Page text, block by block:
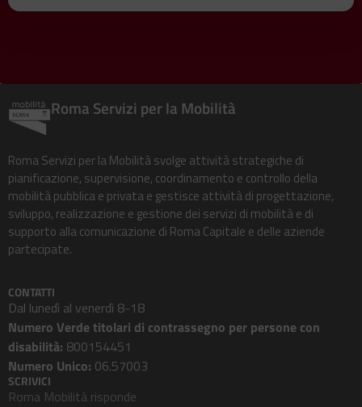
Roma Servizi per la Mobilità
Roma Servizi per la Mobilità svolge attività strategiche di
pianificazione, supervisione, coordinamento e controllo della
mobilità pubblica e privata e gestisce attività di progettazione,
sviluppo, realizzazione e gestione dei servizi di mobilità e di
supporto alla comunicazione di Roma Capitale e delle aziende
partecipate.
CONTATTI
Dal lunedì al venerdì 8-18
Numero Verde titolari di contrassegno per persone con
disabilità: 800154451
Numero Unico: 06.57003
SCRIVICI
Roma Mobilità risponde